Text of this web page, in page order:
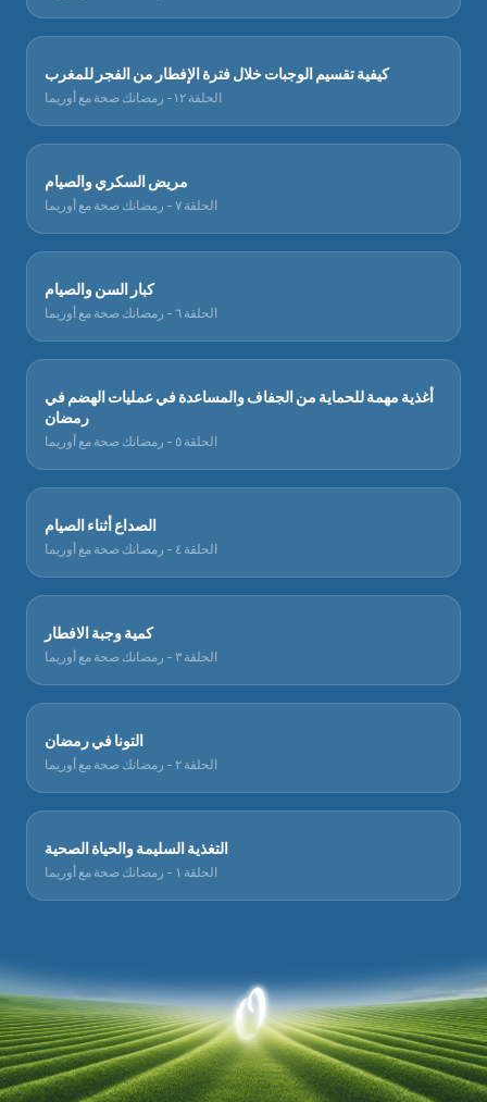
كيفية تقسيم الوجبات خلال فترة الإفطار من الفجر للمغرب
الحلقة ١٢- رمضانك صحة مع أوريما
مريض السكري والصيام
الحلقة ٧ - رمضانك صحة مع أوريما
كبار السن والصيام
الحلقة ٦ - رمضانك صحة مع أوريما
أغذية مهمة للحماية من الجفاف والمساعدة في عمليات الهضم في
رمضان
الحلقة ٥ - رمضانك صحة مع أوريما
الصداع أثناء الصيام
الحلقة ٤ - رمضانك صحة مع أوريما
كمية وجبة الافطار
الحلقة ٣ - رمضانك صحة مع أوريما
التونا في رمضان
الحلقة ٢ - رمضانك صحة مع أوريما
التغذية السليمة والحياة الصحية
الحلقة ١ - رمضانك صحة مع أوريما